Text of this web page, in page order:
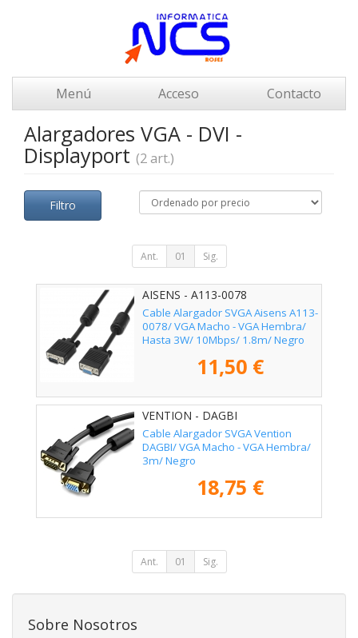
Menú Acceso Contacto
Alargadores VGA - DVI -
Displayport (2 art.)
Filtro
Ant. 01 Sig.
AISENS - A113-0078
Cable Alargador SVGA Aisens A113-
0078/ VGA Macho - VGA Hembra/
Hasta 3W/ 10Mbps/ 1.8m/ Negro
11,50 €
VENTION - DAGBI
Cable Alargador SVGA Vention
DAGBI/ VGA Macho - VGA Hembra/
3m/ Negro
18,75 €
Ant. 01 Sig.
Sobre Nosotros